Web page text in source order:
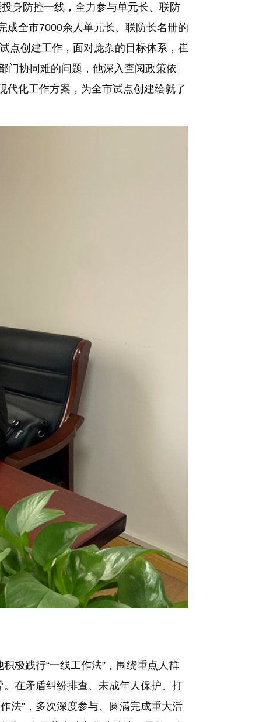
身防控一线，全力参与单元长、联防
成全市7000余人单元长、联防长名册的
点创建工作，面对庞杂的目标体系，崔
门协同难的问题，他深入查阅政策依
代化工作方案，为全市试点创建绘就了
极践行“一线工作法”，围绕重点人群
在矛盾纠纷排查、未成年人保护、打
法”，多次深度参与、圆满完成重大活